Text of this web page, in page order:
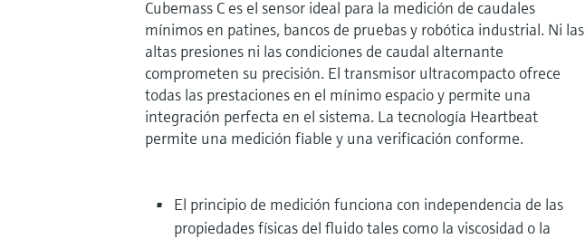
Cubemass C es el sensor ideal para la medición de caudales
mínimos en patines, bancos de pruebas y robótica industrial. Ni las
altas presiones ni las condiciones de caudal alternante
comprometen su precisión. El transmisor ultracompacto ofrece
todas las prestaciones en el mínimo espacio y permite una
integración perfecta en el sistema. La tecnología Heartbeat
permite una medición fiable y una verificación conforme.
El principio de medición funciona con independencia de las
propiedades físicas del fluido tales como la viscosidad o la